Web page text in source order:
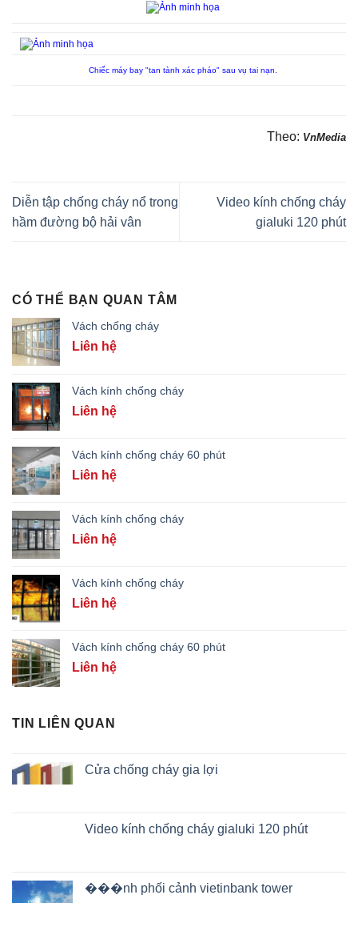
Chiếc máy bay "tan tành xác pháo" sau vụ tai nạn.
Theo: VnMedia
Diễn tập chống cháy nổ trong
hầm đường bộ hải vân
Video kính chống cháy
gialuki 120 phút
CÓ THỂ BẠN QUAN TÂM
Vách chống cháy
Liên hệ
Vách kính chống cháy
Liên hệ
Vách kính chống cháy 60 phút
Liên hệ
Vách kính chống cháy
Liên hệ
Vách kính chống cháy
Liên hệ
Vách kính chống cháy 60 phút
Liên hệ
TIN LIÊN QUAN
Cửa chống cháy gia lợi
Video kính chống cháy gialuki 120 phút
���nh phối cảnh vietinbank tower